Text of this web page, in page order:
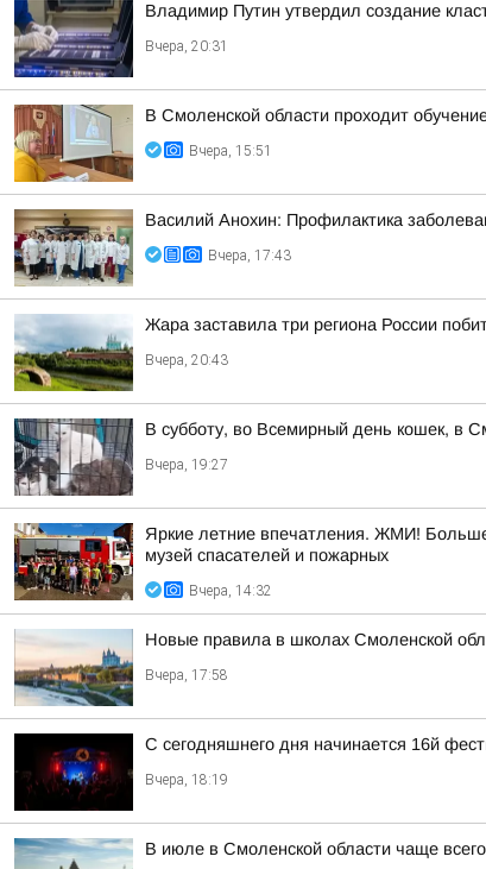
Владимир Путин утвердил создание
Вчера, 20:31
В Смоленской области проходит
Вчера, 15:51
Василий Анохин: Профилактика
Вчера, 17:43
Жара заставила три региона России
Вчера, 20:43
В субботу, во Всемирный день кошек, в
Вчера, 19:27
Яркие летние впечатления. ЖМИ!
музей спасателей и пожарных
Вчера, 14:32
Новые правила в школах Смоленской
Вчера, 17:58
С сегодняшнего дня начинается 16й
Вчера, 18:19
В июле в Смоленской области чаще